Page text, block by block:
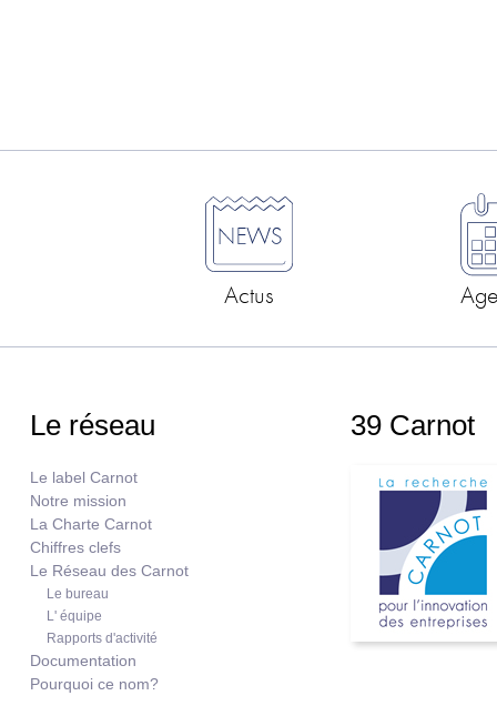
Actus
Le réseau
Le label Carnot
Notre mission
La Charte Carnot
Chiffres clefs
Le Réseau des Carnot
Le bureau
L' équipe
Rapports d'activité
Documentation
Pourquoi ce nom?
39 Carnot